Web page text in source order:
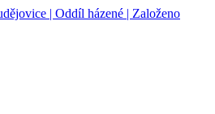
České
házené |
klub v Českých